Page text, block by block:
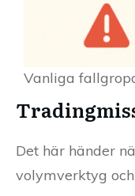
Vanliga
Det här händer
volymverktyg